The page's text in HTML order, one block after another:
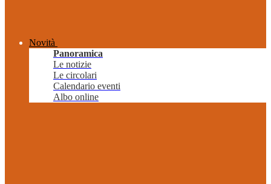
Novità
Panoramica
Le notizie
Le circolari
Calendario eventi
Albo online